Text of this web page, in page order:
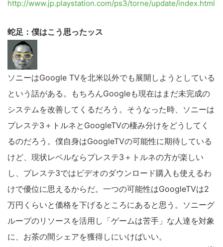
http://www.jp.playstation.com/ps3/torne/update/index.html
蛇足：僕はこう思ったッス
ソニーはGoogle TVを北米以外でも展開しようとしている
という話がある。もちろんGoogleも現在はまだ未完成の
システムを改善してくるだろう。そうなった時、ソニーは
プレステ3＋トルネとGoogleTVの棲み分けをどうしてく
るのだろう。僕自身はGoogleTVの可能性に期待している
けど、現状レベルならプレステ3＋トルネの方が楽しい
し、プレステ3ではビデオのダウンロード購入も使えるわ
けで優位に思えるからだ。一つの可能性はGoogleTVは2
万円くらいと価格を下げるところにあると思う。ソニーグ
ループのリソースを活用し「ゲームは苦手」な人達を対象
に、お茶の間シェアを獲得しにいけばいい。
こ
の
ト
を
検
索
す
る